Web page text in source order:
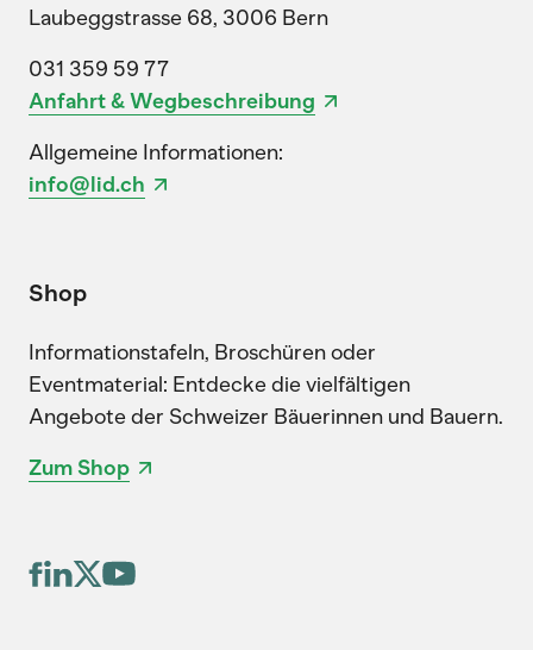
Laubeggstrasse 68, 3006 Bern
031 359 59 77
Anfahrt & Wegbeschreibung
Allgemeine Informationen:
info@lid.ch
Shop
Informationstafeln, Broschüren oder
Eventmaterial: Entdecke die vielfältigen
Angebote der Schweizer Bäuerinnen und Bauern.
Zum Shop